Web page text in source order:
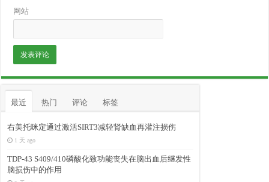
网站
最近 热门 评论 标签
右美托咪定通过激活SIRT3减轻肾缺血再灌注损伤
1 天 ago
TDP-43 S409/410磷酸化致功能丧失在脑出血后继发性
脑损伤中的作用